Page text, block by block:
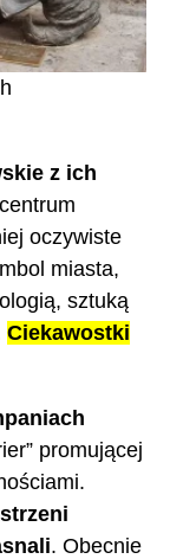
z ich
oczywiste
miasta,
sztuką
Ciekawostki
promującej
. Obecnie